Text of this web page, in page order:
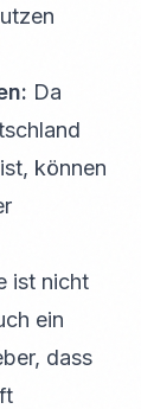
Da
können
ist nicht
ein
dass